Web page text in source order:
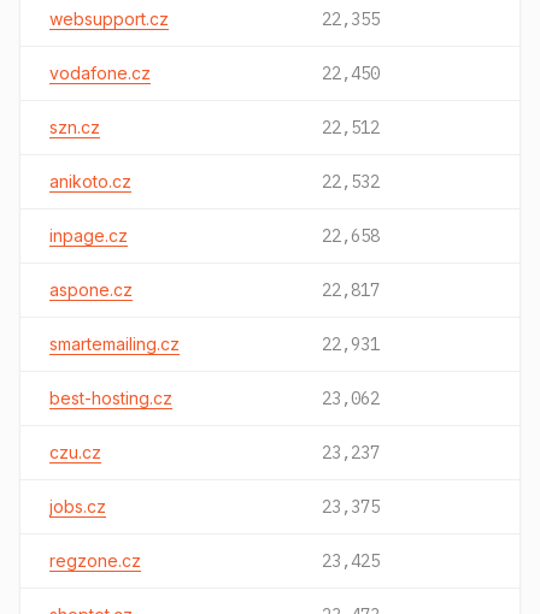
websupport.cz 22,355
vodafone.cz 22,450
szn.cz 22,512
anikoto.cz 22,532
inpage.cz 22,658
aspone.cz 22,817
smartemailing.cz 22,931
best-hosting.cz 23,062
czu.cz 23,237
jobs.cz 23,375
regzone.cz 23,425